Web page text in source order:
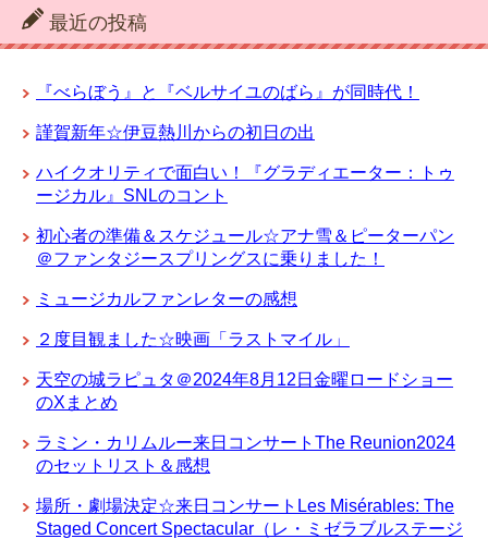
最近の投稿
『べらぼう』と『ベルサイユのばら』が同時代！
謹賀新年☆伊豆熱川からの初日の出
ハイクオリティで面白い！『グラディエーター：トゥ
ージカル』SNLのコント
初心者の準備＆スケジュール☆アナ雪＆ピーターパン
＠ファンタジースプリングスに乗りました！
ミュージカルファンレターの感想
２度目観ました☆映画「ラストマイル」
天空の城ラピュタ＠2024年8月12日金曜ロードショー
のXまとめ
ラミン・カリムルー来日コンサートThe Reunion2024
のセットリスト＆感想
場所・劇場決定☆来日コンサートLes Misérables: The
Staged Concert Spectacular（レ・ミゼラブルステージ